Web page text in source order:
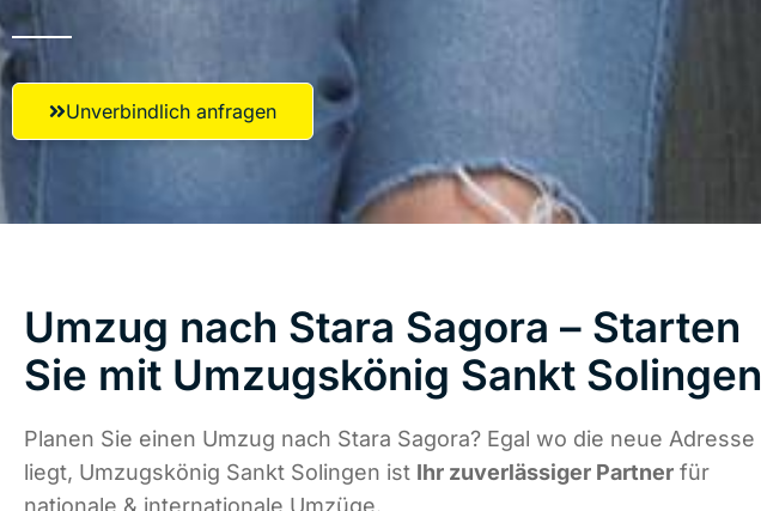
Unverbindlich anfragen
Umzug nach Stara Sagora – Starten
Sie mit Umzugskönig Sankt Solingen
Planen Sie einen Umzug nach Stara Sagora? Egal wo die neue Adresse
liegt, Umzugskönig Sankt Solingen ist Ihr zuverlässiger Partner für
nationale & internationale Umzüge.